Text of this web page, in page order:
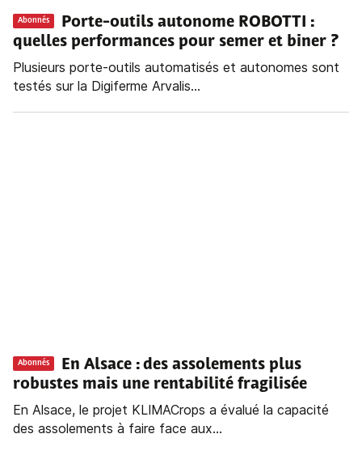
Abonnés
Porte-outils autonome ROBOTTI :
quelles performances pour semer et biner ?
Plusieurs porte-outils automatisés et autonomes sont
testés sur la Digiferme Arvalis...
Abonnés
En Alsace : des assolements plus
robustes mais une rentabilité fragilisée
En Alsace, le projet KLIMACrops a évalué la capacité
des assolements à faire face aux...